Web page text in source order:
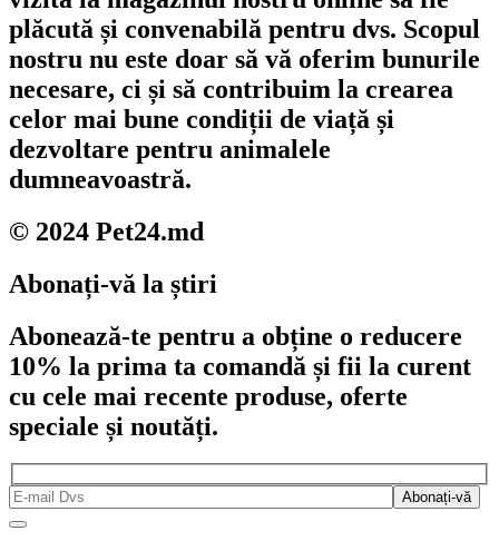
plăcută și convenabilă pentru dvs. Scopul
nostru nu este doar să vă oferim bunurile
necesare, ci și să contribuim la crearea
celor mai bune condiții de viață și
dezvoltare pentru animalele
dumneavoastră.
© 2024 Pet24.md
Abonați-vă la știri
Abonează-te pentru a obține o reducere
10% la prima ta comandă și fii la curent
cu cele mai recente produse, oferte
speciale și noutăți.